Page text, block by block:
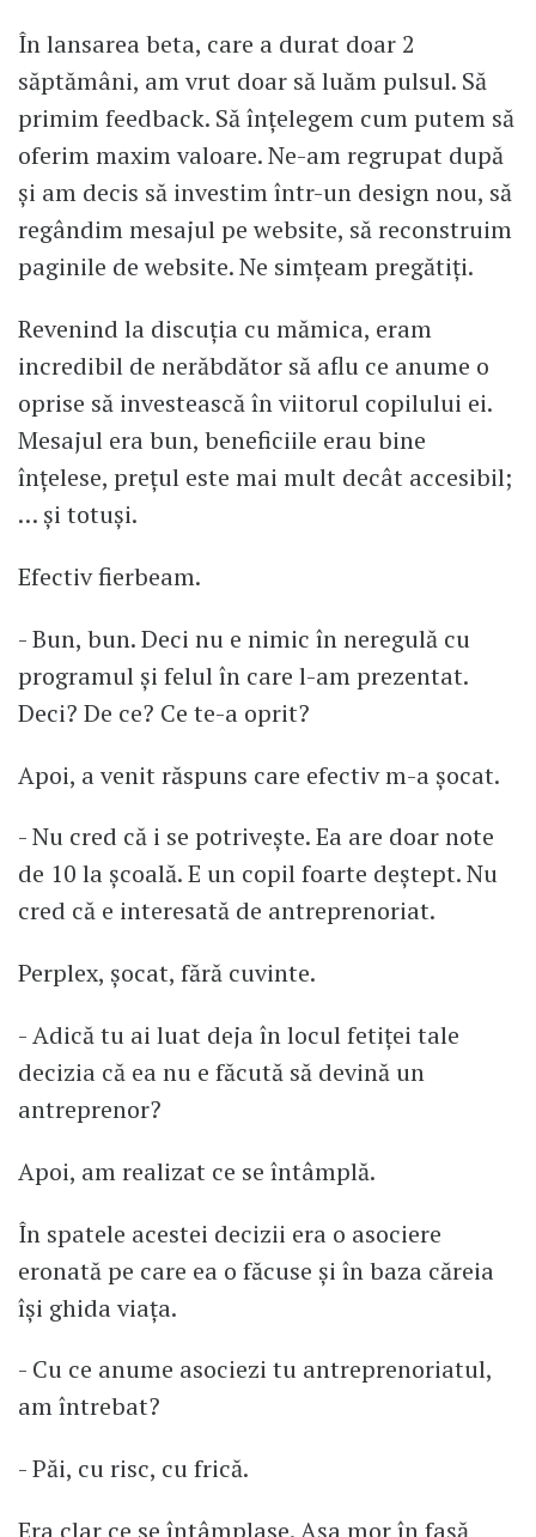
În lansarea beta, care a durat doar 2
săptămâni, am vrut doar să luăm pulsul. Să
primim feedback. Să înțelegem cum putem să
oferim maxim valoare. Ne-am regrupat după
și am decis să investim într-un design nou, să
regândim mesajul pe website, să reconstruim
paginile de website. Ne simțeam pregătiți.
Revenind la discuția cu mămica, eram
incredibil de nerăbdător să aflu ce anume o
oprise să investească în viitorul copilului ei.
Mesajul era bun, beneficiile erau bine
înțelese, prețul este mai mult decât accesibil;
… și totuși.
Efectiv fierbeam.
- Bun, bun. Deci nu e nimic în neregulă cu
programul și felul în care l-am prezentat.
Deci? De ce? Ce te-a oprit?
Apoi, a venit răspuns care efectiv m-a șocat.
- Nu cred că i se potrivește. Ea are doar note
de 10 la școală. E un copil foarte deștept. Nu
cred că e interesată de antreprenoriat.
Perplex, șocat, fără cuvinte.
- Adică tu ai luat deja în locul fetiței tale
decizia că ea nu e făcută să devină un
antreprenor?
Apoi, am realizat ce se întâmplă.
În spatele acestei decizii era o asociere
eronată pe care ea o făcuse și în baza căreia
își ghida viața.
- Cu ce anume asociezi tu antreprenoriatul,
am întrebat?
- Păi, cu risc, cu frică.
Era clar ce se întâmplase. Așa mor în fașă